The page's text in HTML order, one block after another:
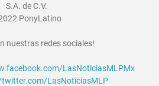
S.A. de C.V.
PonyLatino
nuestras redes sociales!
LasNoticiasMLPMx
LasNoticiasMLP